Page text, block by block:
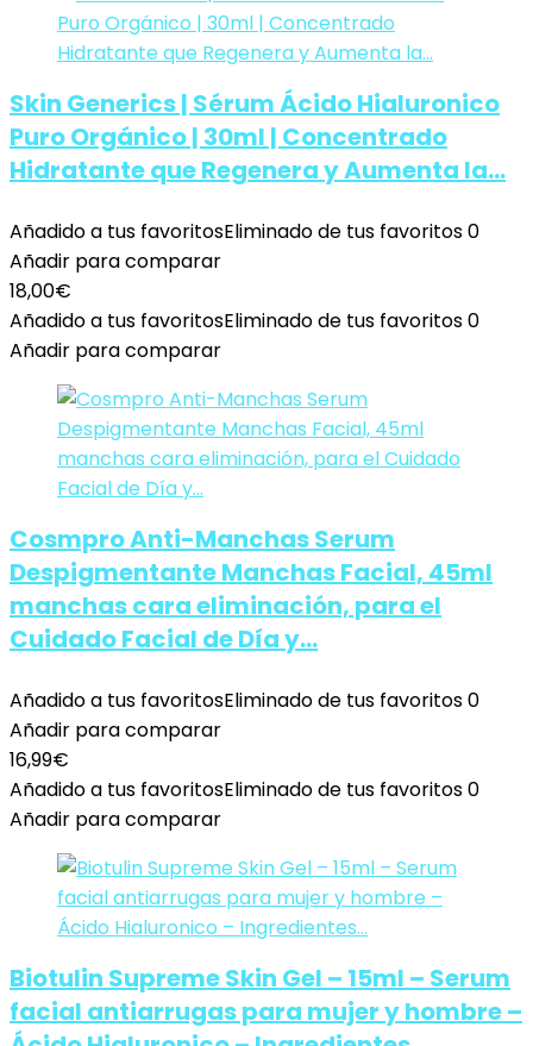
Skin Generics | Sérum Ácido Hialuronico
Puro Orgánico | 30ml | Concentrado
Hidratante que Regenera y Aumenta la…
Añadido a tus favoritosEliminado de tus favoritos0
Añadir para comparar
18,00€
Añadido a tus favoritosEliminado de tus favoritos0
Añadir para comparar
Cosmpro Anti-Manchas Serum
Despigmentante Manchas Facial, 45ml
manchas cara eliminación, para el
Cuidado Facial de Día y…
Añadido a tus favoritosEliminado de tus favoritos0
Añadir para comparar
16,99€
Añadido a tus favoritosEliminado de tus favoritos0
Añadir para comparar
Biotulin Supreme Skin Gel – 15ml – Serum
facial antiarrugas para mujer y hombre –